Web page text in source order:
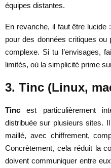
équipes distantes.
En revanche, il faut être lucide
pour des données critiques ou
complexe. Si tu l’envisages,
limités, où la simplicité prime
3. Tinc (Linux,
Tinc est particulièrement
distribuée sur plusieurs sites.
maillé, avec chiffrement,
Concrètement, cela réduit la
doivent communiquer entre